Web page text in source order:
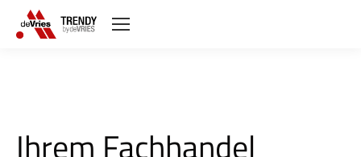
Ihrem Fachhandel